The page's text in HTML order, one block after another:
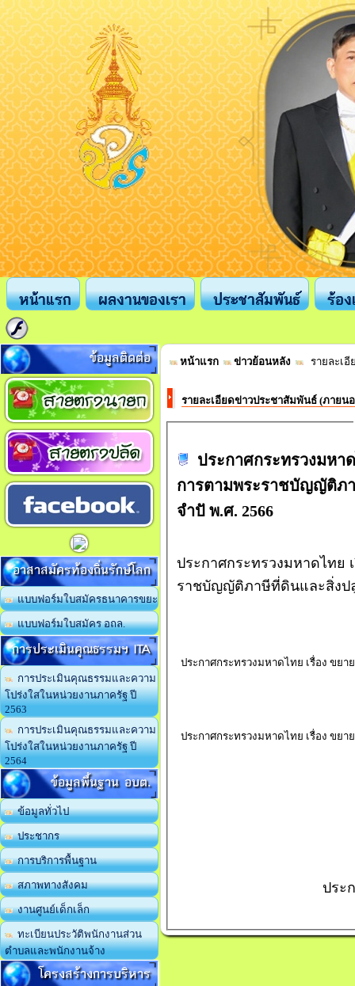
หน้าแรก ผลงานของเรา ประชาสัมพันธ์ ร้อ
ข้อมูลติดต่อ
อาสาสมัครท้องถิ่นรักษ์โลก
แบบฟอร์มใบสมัครธนาคารขยะ
แบบฟอร์มใบสมัคร อถล.
การประเมินคุณธรรมฯ ITA
การประเมินคุณธรรมและความ
โปร่งใสในหน่วยงานภาครัฐ ปี
2563
การประเมินคุณธรรมและความ
โปร่งใสในหน่วยงานภาครัฐ ปี
2564
ข้อมูลพื้นฐาน อบต.
ข้อมูลทั่วไป
ประชากร
การบริการพื้นฐาน
สภาพทางสังคม
งานศูนย์เด็กเล็ก
ทะเบียนประวัติพนักงานส่วน
ตำบลและพนักงานจ้าง
โครงสร้างการบริหาร
หน้าแรก ข่าวย้อนหลัง รายละเ
รายละเอียดข่าวประชาสัมพันธ์ (ภายน
ประกาศกระทรวงมหา
การตามพระราชบัญญัติภา
จำปั พ.ศ. 2566
ประกาศกระทรวงมหาดไทย
ราชบัญญัติภาษีที่ดินและสิ่งปลู
ประกาศกระทรวงมหาดไทย เรื่อง ข
ประกาศกระทรวงมหาดไทย เรื่อง ข
ประ